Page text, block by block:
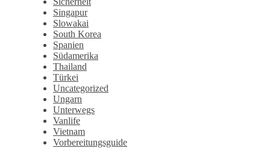
Singapur
Slowakai
South Korea
Spanien
Südamerika
Thailand
Türkei
Uncategorized
Ungarn
Unterwegs
Vanlife
Vietnam
Vorbereitungsguide